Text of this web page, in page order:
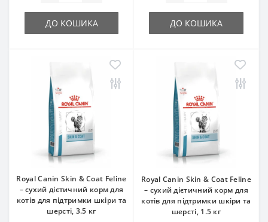
ДО КОШИКА ДО КОШИКА
Royal Canin Skin & Coat Feline
– сухий дієтичний корм для
котів для підтримки шкіри та
шерсті, 3.5 кг
Royal Canin Skin & Coat Feline
– сухий дієтичний корм для
котів для підтримки шкіри та
шерсті, 1.5 кг